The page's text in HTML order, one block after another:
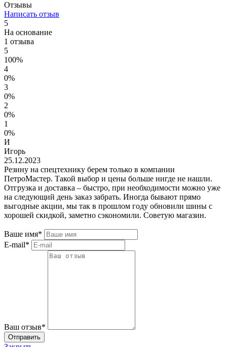
Отзывы
Написать отзыв
5
На основание
1 отзыва
5
100%
4
0%
3
0%
2
0%
1
0%
И
Игорь
25.12.2023
Резину на спецтехнику берем только в компании
ПетроМастер. Такой выбор и цены больше нигде не нашли.
Отгрузка и доставка – быстро, при необходимости можно уже
на следующий день заказ забрать. Иногда бывают прямо
выгодные акции, мы так в прошлом году обновили шины с
хорошей скидкой, заметно сэкономили. Советую магазин.
Ваше имя*
E-mail*
Ваш отзыв*